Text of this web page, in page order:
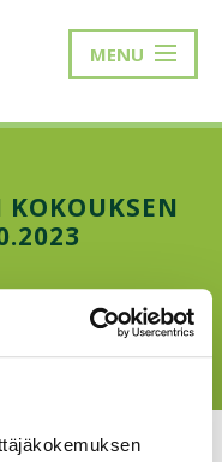
MENU